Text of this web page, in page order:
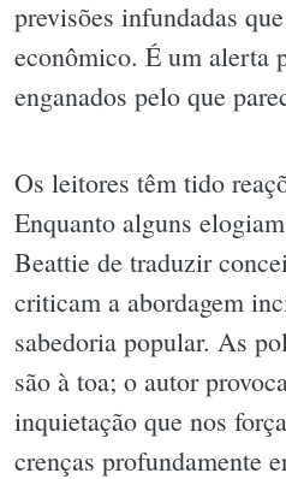
previsões infundadas
econômico. É um alerta
enganados pelo que
Os leitores têm tido
Enquanto alguns
Beattie de traduzir
criticam a abordagem
sabedoria popular. As
são à toa; o autor
inquietação que nos
crenças profundamente